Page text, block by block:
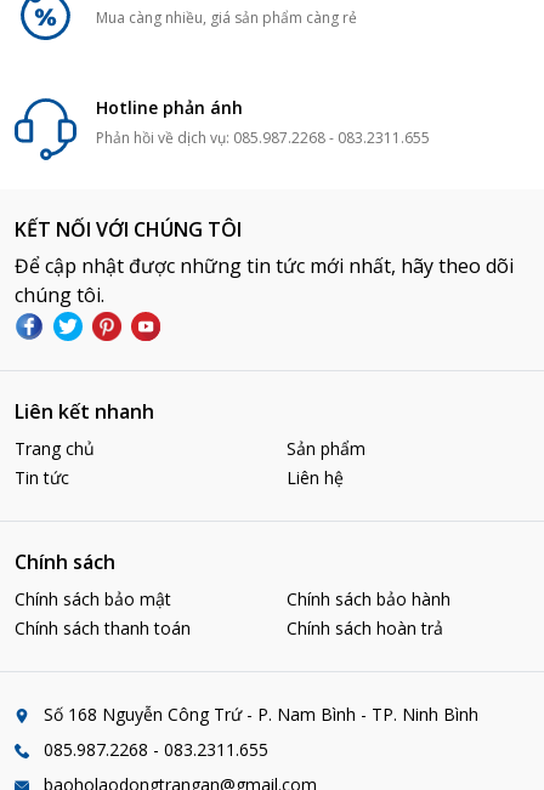
Mua càng nhiều, giá sản phẩm càng rẻ
Hotline phản ánh
Phản hồi về dịch vụ: 085.987.2268 - 083.2311.655
KẾT NỐI VỚI CHÚNG TÔI
Để cập nhật được những tin tức mới nhất, hãy theo dõi
chúng tôi.
Liên kết nhanh
Trang chủ
Sản phẩm
Tin tức
Liên hệ
Chính sách
Chính sách bảo mật
Chính sách bảo hành
Chính sách thanh toán
Chính sách hoàn trả
Số 168 Nguyễn Công Trứ - P. Nam Bình - TP. Ninh Bình
085.987.2268 - 083.2311.655
baoholaodongtrangan@gmail.com